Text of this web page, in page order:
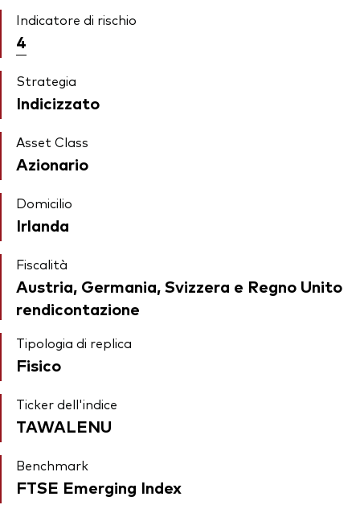
Indicatore di rischio
4
Strategia
Indicizzato
Asset Class
Azionario
Domicilio
Irlanda
Fiscalità
Austria, Germania, Svizzera e Regno Unito
rendicontazione
Tipologia di replica
Fisico
Ticker dell'indice
TAWALENU
Benchmark
FTSE Emerging Index